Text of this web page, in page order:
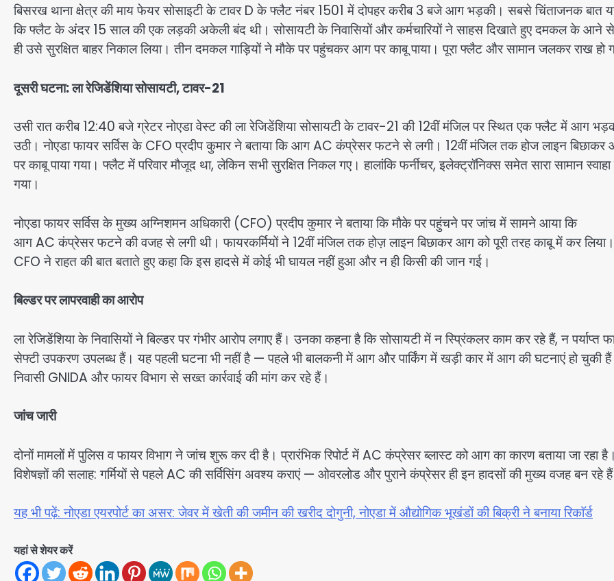
बिसरख थाना क्षेत्र की माय फेयर सोसाइटी के टावर D के फ्लैट नंबर 1501 में दोपहर करीब 3 बजे आग भड़की। सबसे चिंताजनक बात
कि फ्लैट के अंदर 15 साल की एक लड़की अकेली बंद थी। सोसायटी के निवासियों और कर्मचारियों ने साहस दिखाते हुए दमकल के आने
ही उसे सुरक्षित बाहर निकाल लिया। तीन दमकल गाड़ियों ने मौके पर पहुंचकर आग पर काबू पाया। पूरा फ्लैट और सामान जलकर राख हो
दूसरी घटना: ला रेजिडेंशिया सोसायटी, टावर-21
उसी रात करीब 12:40 बजे ग्रेटर नोएडा वेस्ट की ला रेजिडेंशिया सोसायटी के टावर-21 की 12वीं मंजिल पर स्थित एक फ्लैट में आग
उठी। नोएडा फायर सर्विस के CFO प्रदीप कुमार ने बताया कि आग AC कंप्रेसर फटने से लगी। 12वीं मंजिल तक होज लाइन
पर काबू पाया गया। फ्लैट में परिवार मौजूद था, लेकिन सभी सुरक्षित निकल गए। हालांकि फर्नीचर, इलेक्ट्रॉनिक्स समेत सारा सामान स्वाहा
गया।
नोएडा फायर सर्विस के मुख्य अग्निशमन अधिकारी (CFO) प्रदीप कुमार ने बताया कि मौके पर पहुंचने पर जांच में सामने आया कि
आग AC कंप्रेसर फटने की वजह से लगी थी। फायरकर्मियों ने 12वीं मंजिल तक होज़ लाइन बिछाकर आग को पूरी तरह काबू में कर लिया।
CFO ने राहत की बात बताते हुए कहा कि इस हादसे में कोई भी घायल नहीं हुआ और न ही किसी की जान गई।
बिल्डर पर लापरवाही का आरोप
ला रेजिडेंशिया के निवासियों ने बिल्डर पर गंभीर आरोप लगाए हैं। उनका कहना है कि सोसायटी में न स्प्रिंकलर काम कर रहे हैं, न पर्याप्त
सेफ्टी उपकरण उपलब्ध हैं। यह पहली घटना भी नहीं है — पहले भी बालकनी में आग और पार्किंग में खड़ी कार में आग की घटनाएं हो चुकी
निवासी GNIDA और फायर विभाग से सख्त कार्रवाई की मांग कर रहे हैं।
जांच जारी
दोनों मामलों में पुलिस व फायर विभाग ने जांच शुरू कर दी है। प्रारंभिक रिपोर्ट में AC कंप्रेसर ब्लास्ट को आग का कारण बताया जा रहा है।
विशेषज्ञों की सलाह: गर्मियों से पहले AC की सर्विसिंग अवश्य कराएं — ओवरलोड और पुराने कंप्रेसर ही इन हादसों की मुख्य वजह बन रहे
यह भी पढ़ें: नोएडा एयरपोर्ट का असर: जेवर में खेती की जमीन की खरीद दोगुनी, नोएडा में औद्योगिक भूखंडों की बिक्री ने बनाया रिकाॅर्ड
यहां से शेयर करें